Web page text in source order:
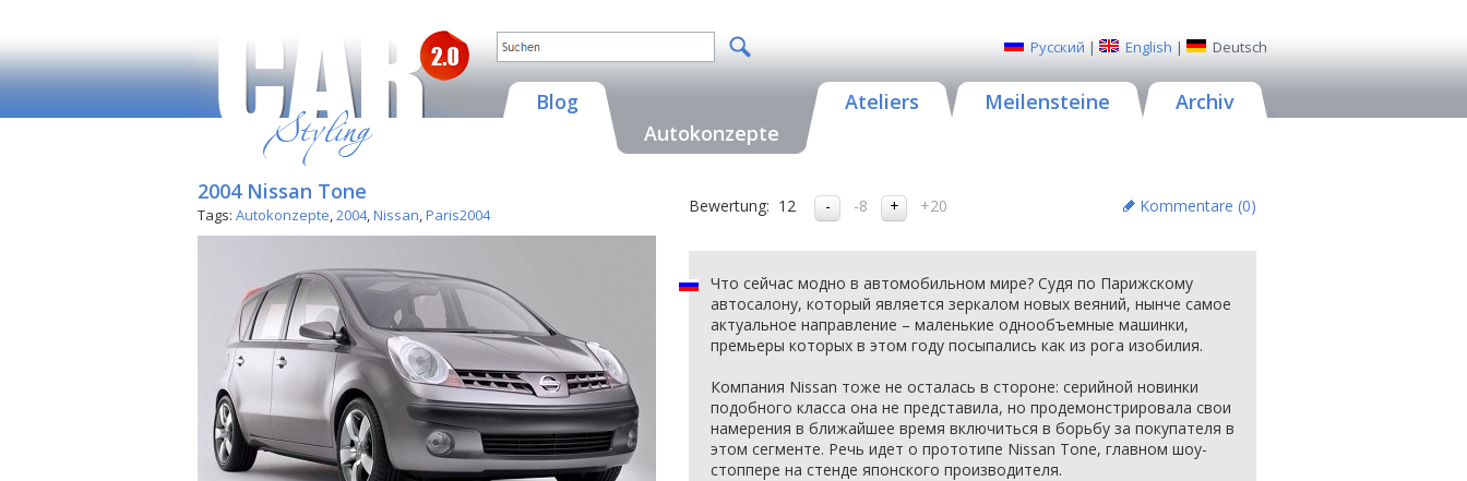
Русский | English | Deutsch
Blog
Autokonzepte
Ateliers Meilensteine Archiv
2004 Nissan Tone
Tags: Autokonzepte,2004,Nissan,Paris2004 Bewertung: 12 -8 +20 Kommentare (0)
Что сейчас модно в автомобильном мире? Судя по Парижскому
автосалону, который является зеркалом новых веяний, нынче самое
актуальное направление – маленькие однообъемные машинки,
премьеры которых в этом году посыпались как из рога изобилия.
Компания Nissan тоже не осталась в стороне: серийной новинки
подобного класса она не представила, но продемонстрировала свои
намерения в ближайшее время включиться в борьбу за покупателя в
этом сегменте. Речь идет о прототипе Nissan Tone, главном шоу-
стоппере на стенде японского производителя.